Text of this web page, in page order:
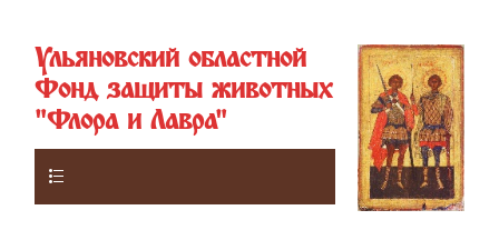
Ульяновский областной
Фонд защиты животных
"Флора и Лавра"